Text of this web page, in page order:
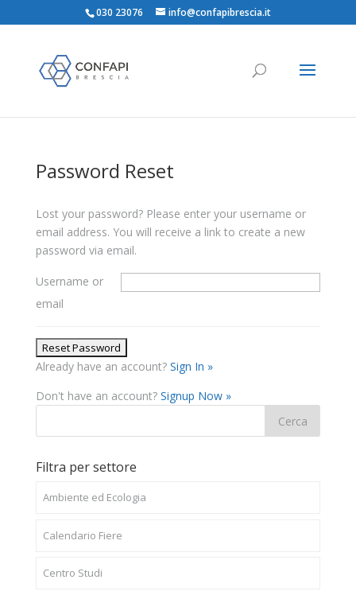
030 23076 info@confapibrescia.it
Password Reset
Lost your password? Please enter your username or
email address. You will receive a link to create a new
password via email.
Username or
email
Already have an account? Sign In »
Don't have an account? Signup Now »
Filtra per settore
Ambiente ed Ecologia
Calendario Fiere
Centro Studi